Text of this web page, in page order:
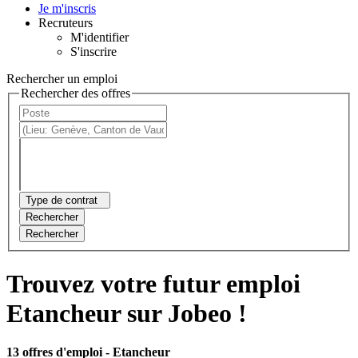
Je m'inscris
Recruteurs
M'identifier
S'inscrire
Rechercher un emploi
Rechercher des offres
Type de contrat
Rechercher
Rechercher
Trouvez votre futur emploi
Etancheur sur Jobeo !
13 offres d'emploi - Etancheur